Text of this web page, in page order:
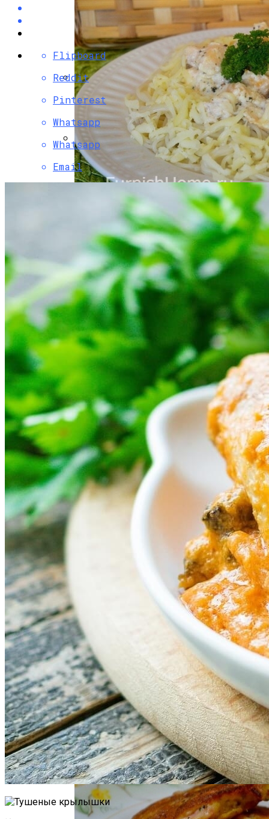
Разбираемся, Какие Виды Проклятий
Соседи Могут Применить К Вашему
Дому
Почему Нельзя Повторно Кипятить
Воду Для Приготовления Чая Или Кофе
Как Повторно Использовать Воду
После Варки Риса
Как Почистить Замшевую Обувь От
Солевого Пятна
Как Связать Простой Хлопковый
Коврик Для Ванной Комнаты
Как Связать Детские Шорты
Паста С Семгой В Сливочном Соусе
Мясной Рулет С Соевым Соусом И
Кунжутом
Необычная Пицца Из Слоеного Теста
Flipboard
Reddit
Pinterest
Whatsapp
Whatsapp
Email